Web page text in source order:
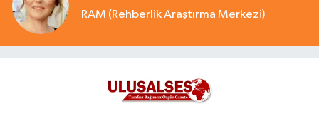
RAM (Rehberlik Araştırma Merkezi)